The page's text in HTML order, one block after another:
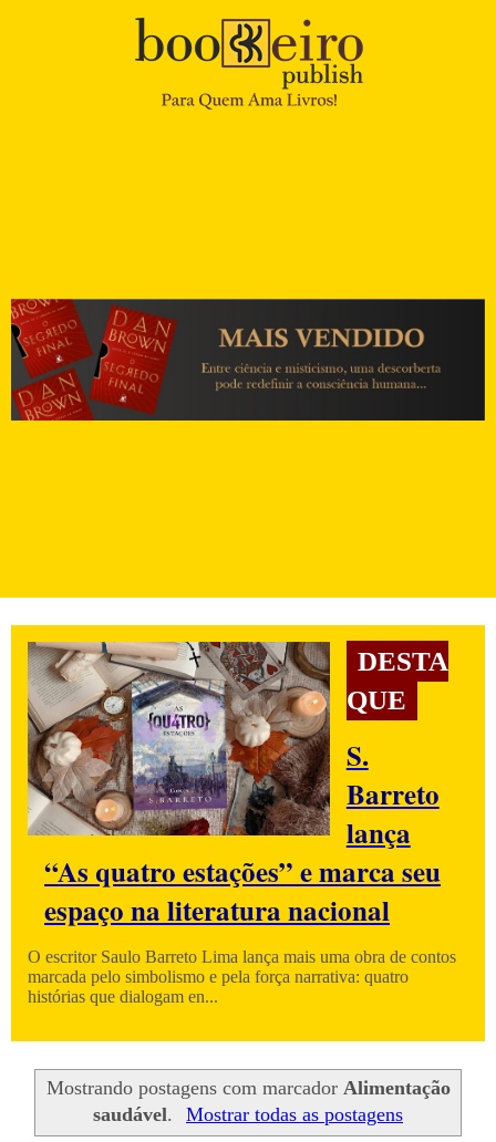
DESTA
QUE
S.
Barreto
lança
“As quatro estações” e marca seu
espaço na literatura nacional
O escritor Saulo Barreto Lima lança mais uma obra de contos
marcada pelo simbolismo e pela força narrativa: quatro
histórias que dialogam en...
Mostrando postagens com marcador Alimentação
saudável. Mostrar todas as postagens